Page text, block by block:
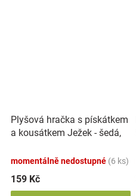
Plyšová hračka s pískátkem
a kousátkem Ježek - šedá,
momentálně nedostupné (6 ks)
159 Kč